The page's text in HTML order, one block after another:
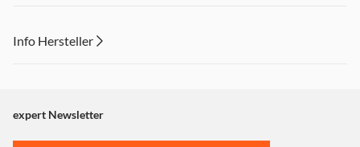
Info Hersteller
"Marketing".
Einstellungen anpassen
expert Newsletter